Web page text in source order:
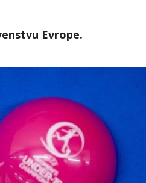
Evrope.